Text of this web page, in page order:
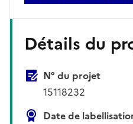
Détails du
N° du projet
15118232
Date de